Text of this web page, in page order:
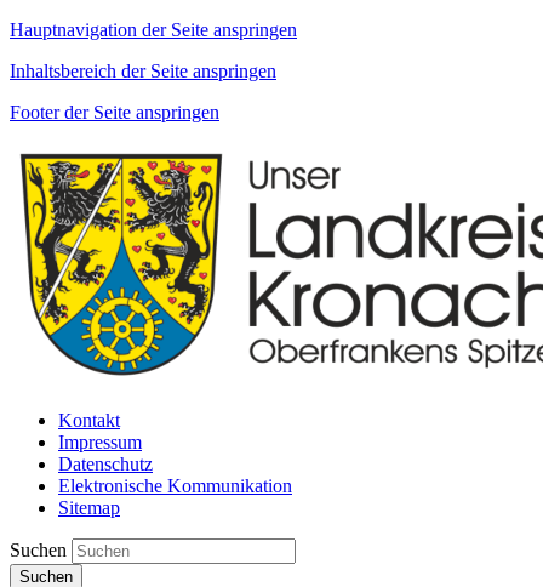
Hauptnavigation der Seite anspringen
Inhaltsbereich der Seite anspringen
Footer der Seite anspringen
Kontakt
Impressum
Datenschutz
Elektronische Kommunikation
Sitemap
Suchen
Suchen